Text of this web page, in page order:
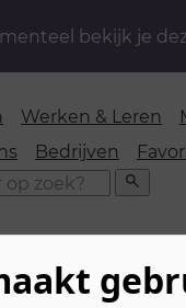
bekijk je
Werken & Leren
Bedrijven
Zoeken
Bakkerij» Horeca»